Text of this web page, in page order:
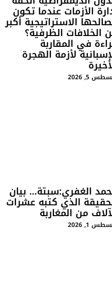
الأزمات عندما تكون
الاستراتيجية أكبر
الخلافات الظرفية؟
في المقاربة
لأزمة الهجرة
5, 2026
الغفري:سبتة… بيان
الذي كتبه عشرات
من المغاربة
1, 2026